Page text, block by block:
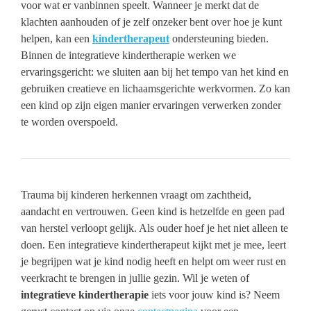
voor wat er vanbinnen speelt. Wanneer je merkt dat de
klachten aanhouden of je zelf onzeker bent over hoe je kunt
helpen, kan een kindertherapeut ondersteuning bieden.
Binnen de integratieve kindertherapie werken we
ervaringsgericht: we sluiten aan bij het tempo van het kind en
gebruiken creatieve en lichaamsgerichte werkvormen. Zo kan
een kind op zijn eigen manier ervaringen verwerken zonder
te worden overspoeld.
Trauma bij kinderen herkennen vraagt om zachtheid,
aandacht en vertrouwen. Geen kind is hetzelfde en geen pad
van herstel verloopt gelijk. Als ouder hoef je het niet alleen te
doen. Een integratieve kindertherapeut kijkt met je mee, leert
je begrijpen wat je kind nodig heeft en helpt om weer rust en
veerkracht te brengen in jullie gezin. Wil je weten of
integratieve kindertherapie iets voor jouw kind is? Neem